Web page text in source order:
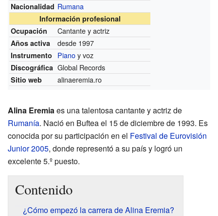
Nacionalidad Rumana
Información profesional
Ocupación
Cantante y actriz
Años activa desde 1997
Instrumento Pianoy voz
Discográfica Global Records
Sitio web alinaeremia.ro
Alina Eremiaes una talentosa cantante y actriz de
Rumanía. Nació en Buftea el 15 de diciembre de 1993. Es
conocida por su participación en el Festival de Eurovisión
Junior 2005, donde representó a su país y logró un
excelente 5.º puesto.
Contenido
¿Cómo empezó la carrera de Alina Eremia?